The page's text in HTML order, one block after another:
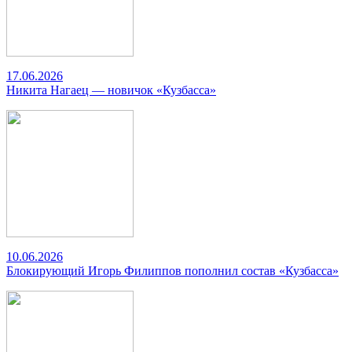
17.06.2026
Никита Нагаец — новичок «Кузбасса»
10.06.2026
Блокирующий Игорь Филиппов пополнил состав «Кузбасса»